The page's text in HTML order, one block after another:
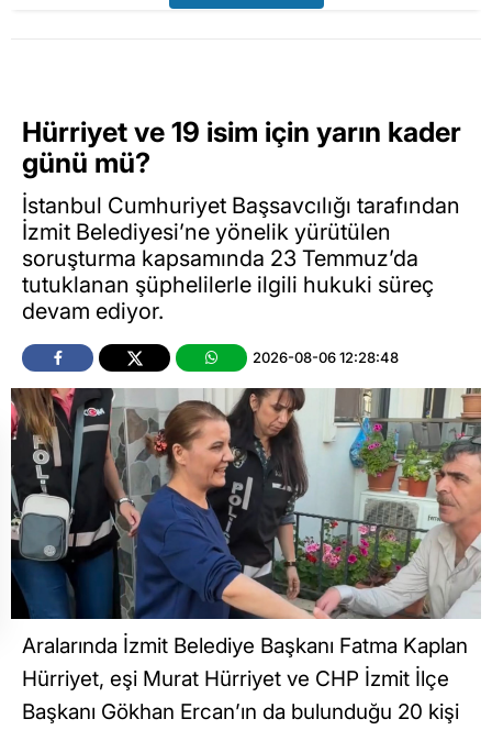
Hürriyet ve 19 isim için yarın kader
günü mü?
İstanbul Cumhuriyet Başsavcılığı tarafından
İzmit Belediyesi’ne yönelik yürütülen
soruşturma kapsamında 23 Temmuz’da
tutuklanan şüphelilerle ilgili hukuki süreç
devam ediyor.
2026-08-06 12:28:48
Aralarında İzmit Belediye Başkanı Fatma Kaplan
Hürriyet, eşi Murat Hürriyet ve CHP İzmit İlçe
Başkanı Gökhan Ercan’ın da bulunduğu 20 kişi